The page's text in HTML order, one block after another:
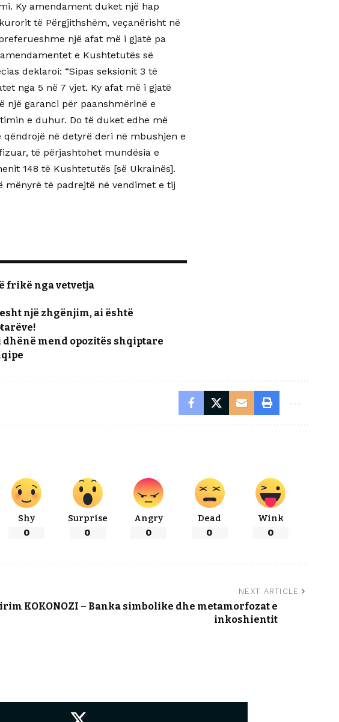
Ky amendament duket një hap
të Përgjithshëm, veçanërisht në
një afat më i gjatë pa
e Kushtetutës së
deklaroi: “Sipas seksionit 3 të
nga 5 në 7 vjet. Ky afat më i gjatë
garanci për paanshmërinë e
e duhur. Do të duket edhe më
në detyrë deri në mbushjen e
të përjashtohet mundësia e
148 të Kushtetutës [së Ukrainës].
mënyrë të padrejtë në vendimet e tij
frikë nga vetvetja
një zhgënjim, ai është
dhënë mend opozitës shqiptare
Shy
0
Surprise
0
Angry
0
Dead
0
Wink
0
NEXT ARTICLE
KOKONOZI – Banka simbolike dhe metamorfozat e
inkoshientit